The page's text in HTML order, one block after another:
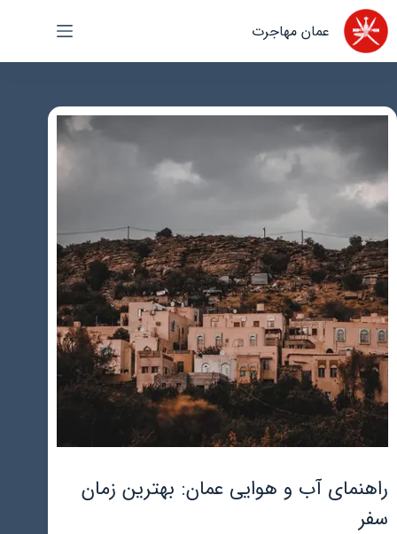
پرش
به
محتوا
عمان مهاجرت
راهنمای آب و هوایی عمان: بهترین زمان
سفر